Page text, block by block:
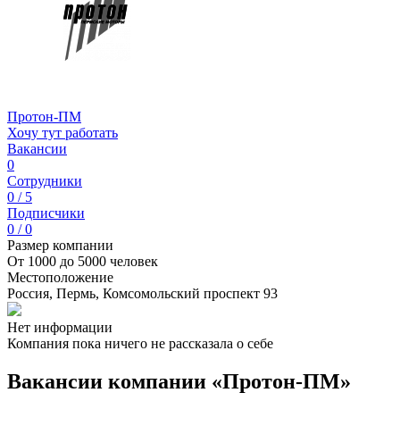
Протон-ПМ
Хочу тут работать
Вакансии
0
Сотрудники
0 / 5
Подписчики
0 / 0
Размер компании
От 1000 до 5000 человек
Местоположение
Россия, Пермь, Комсомольский проспект 93
Нет информации
Компания пока ничего не рассказала о себе
Вакансии компании «Протон-ПМ»